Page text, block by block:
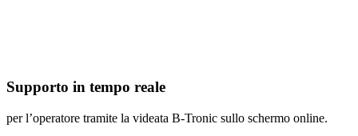
Supporto in tempo reale
per l’operatore tramite la videata B-Tronic sullo schermo online.